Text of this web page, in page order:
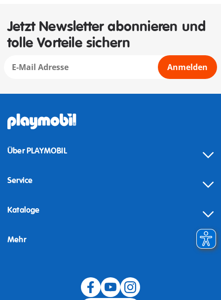
Jetzt Newsletter abonnieren und
tolle Vorteile sichern
Anmelden
Über PLAYMOBIL
Service
Kataloge
Mehr